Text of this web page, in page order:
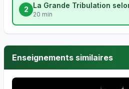
2 La Grande Tribulation
20 min
Enseignements similaires